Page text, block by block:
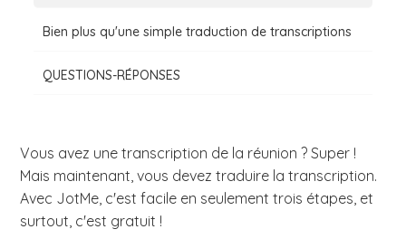
Bien plus qu'une simple traduction de transcriptions
QUESTIONS-RÉPONSES
Vous avez une transcription de la réunion ? Super !
Mais maintenant, vous devez traduire la transcription.
Avec JotMe, c'est facile en seulement trois étapes, et
surtout, c'est gratuit !